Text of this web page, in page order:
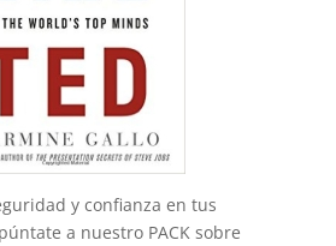
y confianza en tus
a nuestro PACK sobre